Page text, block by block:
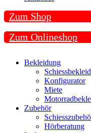
Zum Shop
Zum Onlineshop
Bekleidung
Konfigurator
Miete
Zubehör
Hörberatung